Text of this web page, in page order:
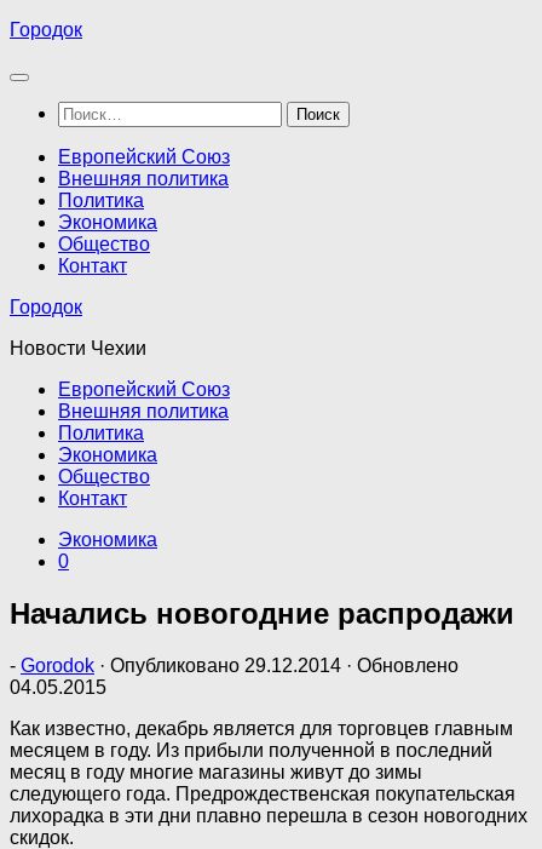
Перейти
содержимому
Городок
Найти:
Европейский Союз
Внешняя политика
Политика
Экономика
Общество
Контакт
Городок
Новости Чехии
Европейский Союз
Внешняя политика
Политика
Экономика
Общество
Контакт
Экономика
0
Начались новогодние распродажи
- Gorodok · Опубликовано 29.12.2014 · Обновлено
04.05.2015
Как известно, декабрь является для торговцев главным
месяцем в году. Из прибыли полученной в последний
месяц в году многие магазины живут до зимы
следующего года. Предрождественская покупательская
лихорадка в эти дни плавно перешла в сезон новогодних
скидок.